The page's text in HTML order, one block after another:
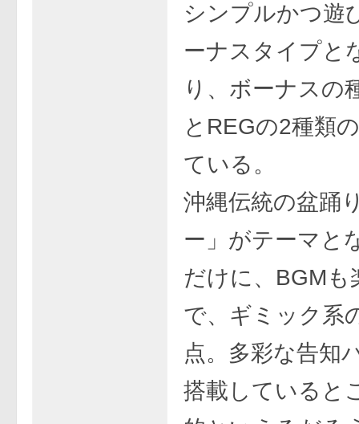
シンプルかつ遊
ーナスタイプと
り、ボーナスの
とREGの2種類
ている。
沖縄伝統の盆踊
ー」がテーマと
だけに、BGMも
で、ギミック系
点。多彩な告知
搭載していると